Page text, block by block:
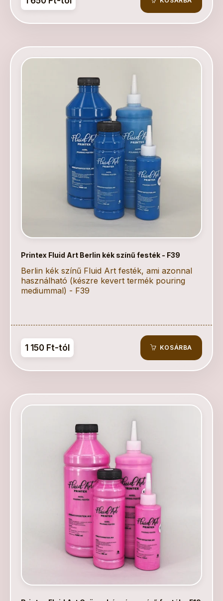
Printex Fluid Art Berlin kék színű festék - F39
Berlin kék színű Fluid Art festék, ami azonnal
használható (készre kevert termék pouring
mediummal) - F39
1 150 Ft-tól KOSÁRBA